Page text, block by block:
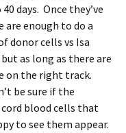
days. Once they’ve
are enough to do a
donor cells vs Isa
as long as there are
on the right track.
be sure if the
blood cells that
to see them appear.